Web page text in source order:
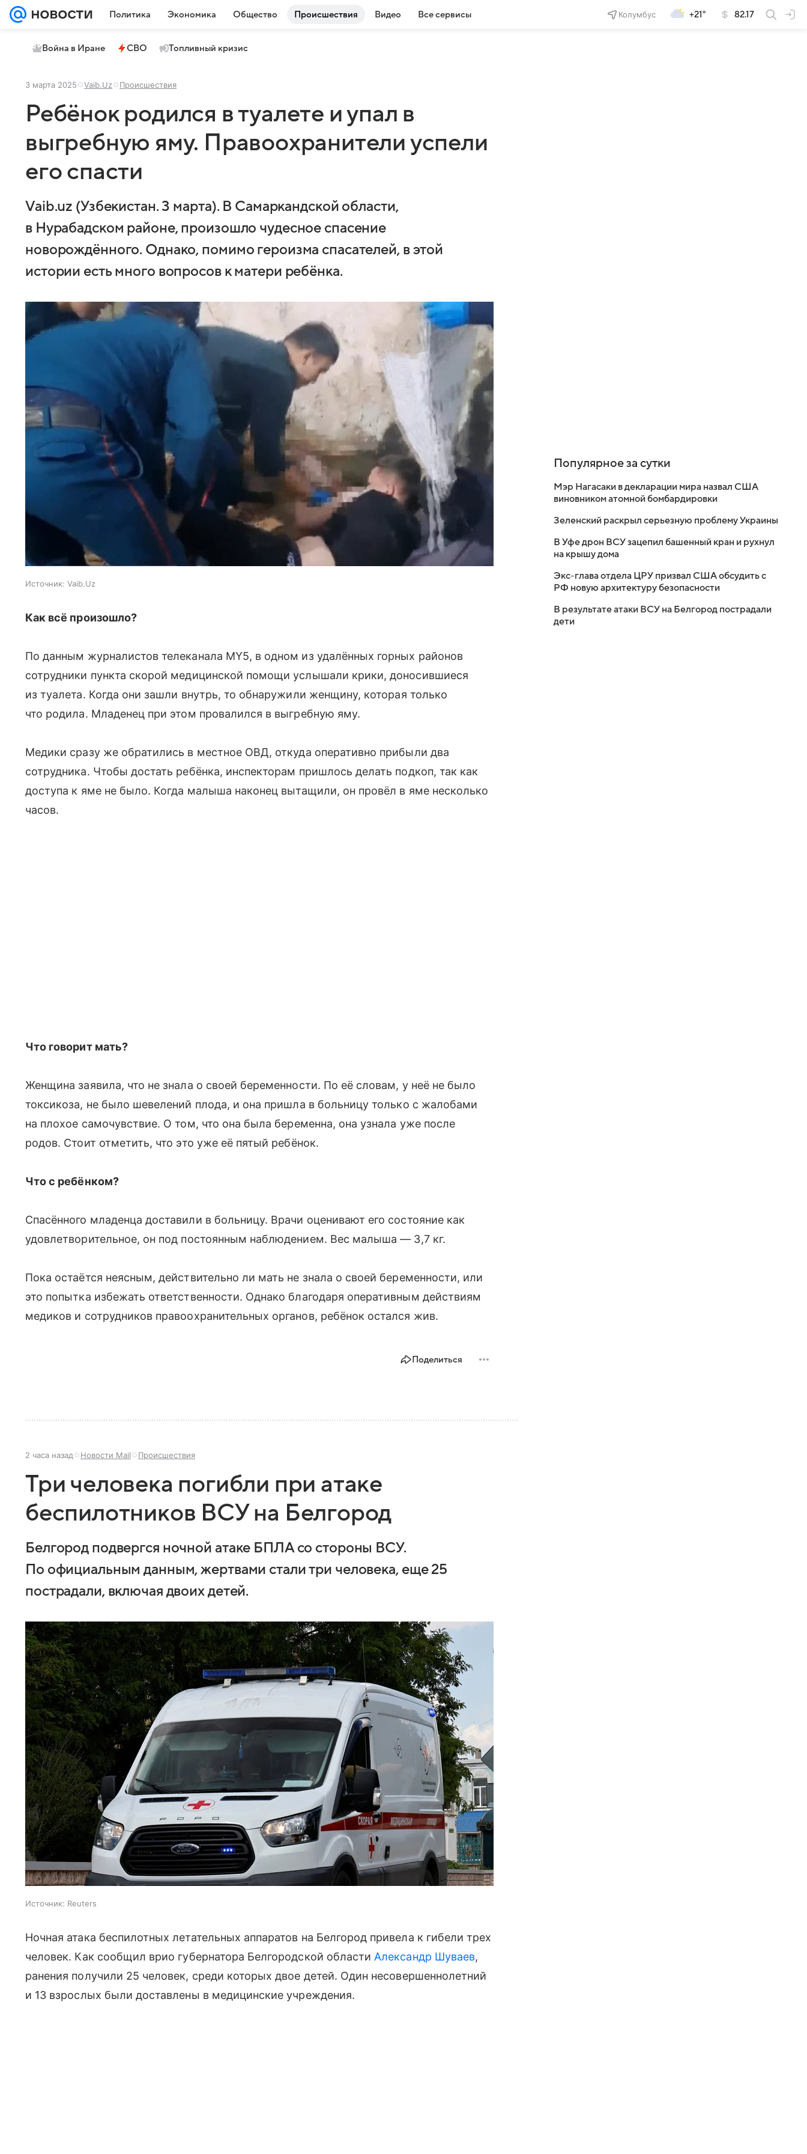
Политика Экономика Общество Происшествия Видео Все сервисы Колумбус +21° 82.17
Война в Иране СВО Топливный кризис
3 марта 2025 Vaib.Uz Происшествия
Ребёнок родился в туалете и упал в
выгребную яму. Правоохранители успели
его спасти
Vaib.uz (Узбекистан. 3 марта). В Самаркандской области,
в Нурабадском районе, произошло чудесное спасение
новорождённого. Однако, помимо героизма спасателей, в этой
истории есть много вопросов к матери ребёнка.
Источник: Vaib.Uz
Как всё произошло?
По данным журналистов телеканала MY5, в одном из удалённых горных районов
сотрудники пункта скорой медицинской помощи услышали крики, доносившиеся
из туалета. Когда они зашли внутрь, то обнаружили женщину, которая только
что родила. Младенец при этом провалился в выгребную яму.
Медики сразу же обратились в местное ОВД, откуда оперативно прибыли два
сотрудника. Чтобы достать ребёнка, инспекторам пришлось делать подкоп, так как
доступа к яме не было. Когда малыша наконец вытащили, он провёл в яме несколько
часов.
Что говорит мать?
Женщина заявила, что не знала о своей беременности. По её словам, у неё не было
токсикоза, не было шевелений плода, и она пришла в больницу только с жалобами
на плохое самочувствие. О том, что она была беременна, она узнала уже после
родов. Стоит отметить, что это уже её пятый ребёнок.
Что с ребёнком?
Спасённого младенца доставили в больницу. Врачи оценивают его состояние как
удовлетворительное, он под постоянным наблюдением. Вес малыша — 3,7 кг.
Пока остаётся неясным, действительно ли мать не знала о своей беременности, или
это попытка избежать ответственности. Однако благодаря оперативным действиям
медиков и сотрудников правоохранительных органов, ребёнок остался жив.
Поделиться
2 часа назад Новости Mail Происшествия
Три человека погибли при атаке
беспилотников ВСУ на Белгород
Белгород подвергся ночной атаке БПЛА со стороны ВСУ.
По официальным данным, жертвами стали три человека, еще 25
пострадали, включая двоих детей.
Источник: Reuters
Ночная атака беспилотных летательных аппаратов на Белгород привела к гибели трех
человек. Как сообщил врио губернатора Белгородской области Александр Шуваев,
ранения получили 25 человек, среди которых двое детей. Один несовершеннолетний
и 13 взрослых были доставлены в медицинские учреждения.
Популярное за сутки
Мэр Нагасаки в декларации мира назвал США
виновником атомной бомбардировки
Зеленский раскрыл серьезную проблему Украины
В Уфе дрон ВСУ зацепил башенный кран и рухнул
на крышу дома
Экс-глава отдела ЦРУ призвал США обсудить с
РФ новую архитектуру безопасности
В результате атаки ВСУ на Белгород пострадали
дети